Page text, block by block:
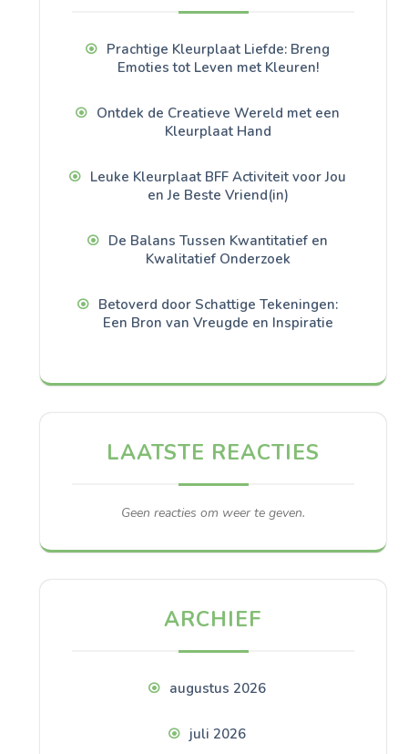
Prachtige Kleurplaat Liefde: Breng
Emoties tot Leven met Kleuren!
Ontdek de Creatieve Wereld met een
Kleurplaat Hand
Leuke Kleurplaat BFF Activiteit voor Jou
en Je Beste Vriend(in)
De Balans Tussen Kwantitatief en
Kwalitatief Onderzoek
Betoverd door Schattige Tekeningen:
Een Bron van Vreugde en Inspiratie
LAATSTE REACTIES
Geen reacties om weer te geven.
ARCHIEF
augustus 2026
juli 2026